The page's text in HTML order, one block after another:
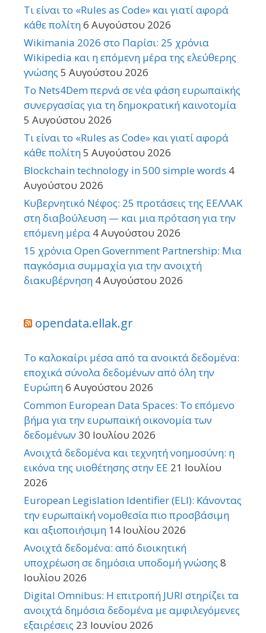
Τι είναι το «Rules as Code» και γιατί αφορά
κάθε πολίτη6 Αυγούστου 2026
Wikimania 2026 στο Παρίσι: 25 χρόνια
Wikipedia και η επόμενη μέρα της ελεύθερης
γνώσης 5 Αυγούστου 2026
Το Nets4Dem περνά σε νέα φάση ευρωπαϊκής
συνεργασίας για τη δημοκρατική καινοτομία
5 Αυγούστου 2026
Τι είναι το «Rules as Code» και γιατί αφορά
κάθε πολίτη5 Αυγούστου 2026
Blockchain technology in 500 simple words 4
Αυγούστου 2026
Κυβερνητικό Νέφος: 25 προτάσεις της ΕΕΛΛΑΚ
στη διαβούλευση — και μια πρόταση για την
επόμενη μέρα 4 Αυγούστου 2026
15 χρόνια Open Government Partnership: Μια
παγκόσμια συμμαχία για την ανοιχτή
διακυβέρνηση 4 Αυγούστου 2026
opendata.ellak.gr
Το καλοκαίρι μέσα από τα ανοικτά δεδομένα:
εποχικά σύνολα δεδομένων από όλη την
Ευρώπη6 Αυγούστου 2026
Common European Data Spaces: Το επόμενο
βήμα για την ευρωπαϊκή οικονομία των
δεδομένων 30 Ιουλίου 2026
Ανοιχτά δεδομένα και τεχνητή νοημοσύνη: η
εικόνα της υιοθέτησης στην ΕΕ 21 Ιουλίου
2026
European Legislation Identifier (ELI): Κάνοντας
την ευρωπαϊκή νομοθεσία πιο προσβάσιμη
και αξιοποιήσιμη 14 Ιουλίου 2026
Ανοιχτά δεδομένα: από διοικητική
υποχρέωση σε δημόσια υποδομή γνώσης 8
Ιουλίου 2026
Digital Omnibus: Η επιτροπή JURI στηρίζει τα
ανοιχτά δημόσια δεδομένα με αμφιλεγόμενες
εξαιρέσεις 23 Ιουνίου 2026